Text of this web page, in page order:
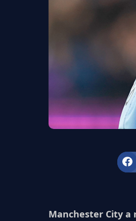
Manchester City a